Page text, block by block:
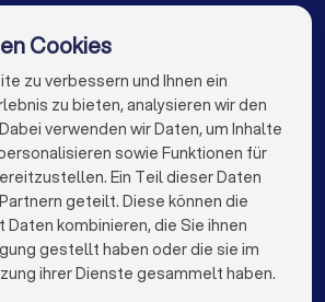
in Unterhaching
Finanzberater in Berlin
in Hamburg
München
Finanzberater in Köln
in Frankfurt am Main
in Stuttgart
für Sie
Cookies
zu verbessern und Ihnen ein
zu bieten, analysieren wir den
verwenden wir Daten, um Inhalte
sowie Funktionen für
Ein Teil dieser Daten
geteilt. Diese können die
kombinieren, die Sie ihnen
gestellt haben oder die sie im
ihrer Dienste gesammelt haben.